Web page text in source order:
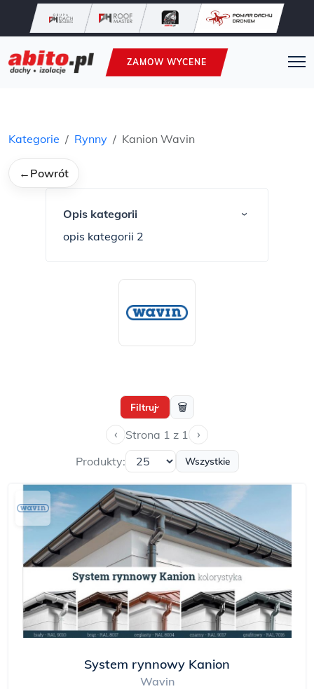
ZAMOW WYCENE
Kategorie Rynny Kanion Wavin
← Powrót
Opis kategorii ›
opis kategorii 2
Filtruj› 🗑
‹ Strona 1 z 1 ›
Produkty: Wszystkie
System rynnowy Kanion
Wavin